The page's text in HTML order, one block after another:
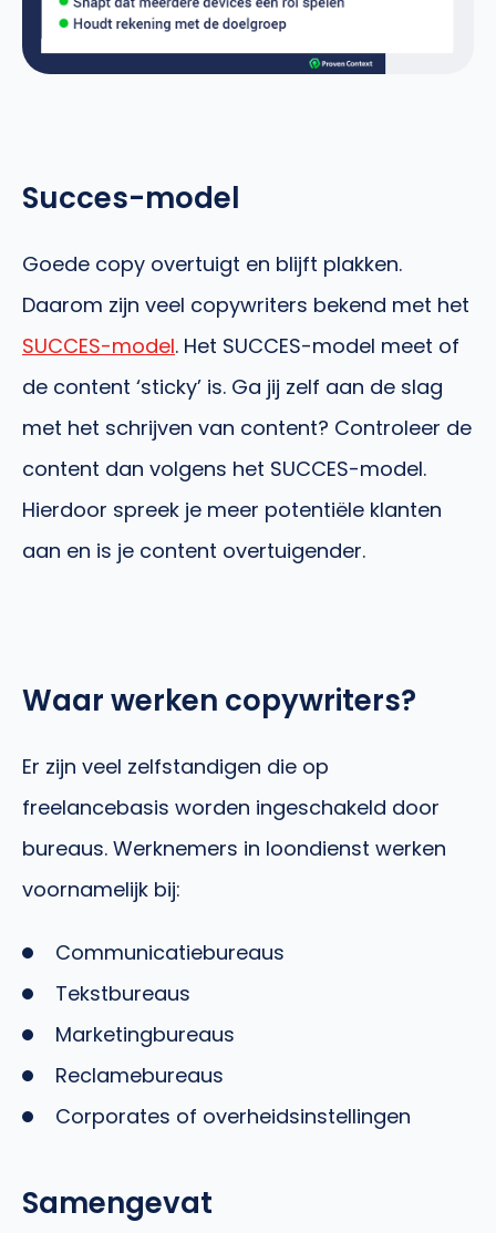
Succes-model
Goede copy overtuigt en blijft plakken.
Daarom zijn veel copywriters bekend met het
SUCCES-model. Het SUCCES-model meet of
de content ‘sticky’ is. Ga jij zelf aan de slag
met het schrijven van content? Controleer de
content dan volgens het SUCCES-model.
Hierdoor spreek je meer potentiële klanten
aan en is je content overtuigender.
Waar werken copywriters?
Er zijn veel zelfstandigen die op
freelancebasis worden ingeschakeld door
bureaus. Werknemers in loondienst werken
voornamelijk bij:
Communicatiebureaus
Tekstbureaus
Marketingbureaus
Reclamebureaus
Corporates of overheidsinstellingen
Samengevat